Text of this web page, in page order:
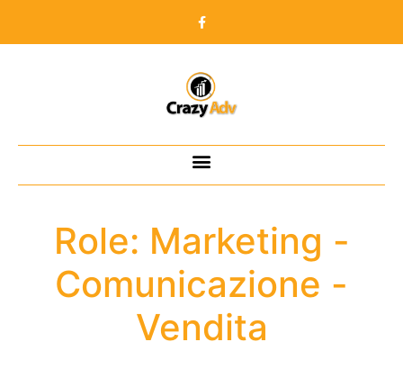
Role: Marketing -
Comunicazione -
Vendita